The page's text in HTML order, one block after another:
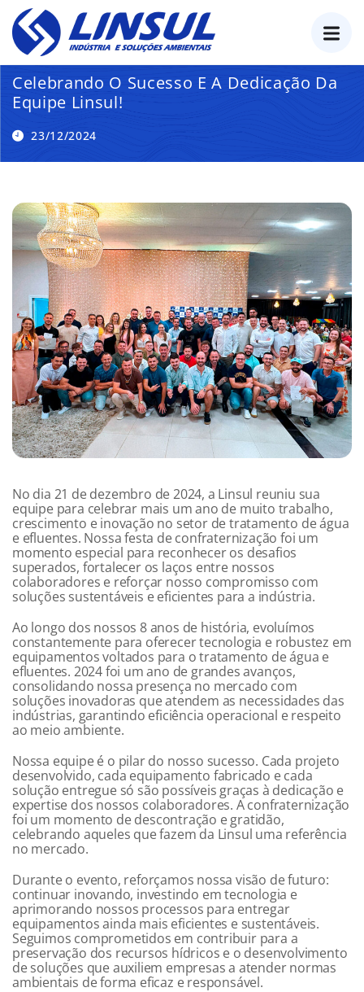
conteúdo
Celebrando O Sucesso E A Dedicação Da
Equipe Linsul!
23/12/2024
No dia 21 de dezembro de 2024, a Linsul reuniu sua
equipe para celebrar mais um ano de muito trabalho,
crescimento e inovação no setor de tratamento de água
e efluentes. Nossa festa de confraternização foi um
momento especial para reconhecer os desafios
superados, fortalecer os laços entre nossos
colaboradores e reforçar nosso compromisso com
soluções sustentáveis e eficientes para a indústria.
Ao longo dos nossos 8 anos de história, evoluímos
constantemente para oferecer tecnologia e robustez em
equipamentos voltados para o tratamento de água e
efluentes. 2024 foi um ano de grandes avanços,
consolidando nossa presença no mercado com
soluções inovadoras que atendem as necessidades das
indústrias, garantindo eficiência operacional e respeito
ao meio ambiente.
Nossa equipe é o pilar do nosso sucesso. Cada projeto
desenvolvido, cada equipamento fabricado e cada
solução entregue só são possíveis graças à dedicação e
expertise dos nossos colaboradores. A confraternização
foi um momento de descontração e gratidão,
celebrando aqueles que fazem da Linsul uma referência
no mercado.
Durante o evento, reforçamos nossa visão de futuro:
continuar inovando, investindo em tecnologia e
aprimorando nossos processos para entregar
equipamentos ainda mais eficientes e sustentáveis.
Seguimos comprometidos em contribuir para a
preservação dos recursos hídricos e o desenvolvimento
de soluções que auxiliem empresas a atender normas
ambientais de forma eficaz e responsável.